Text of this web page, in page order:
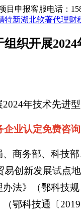
目申报客服电话：
特新湖北软著代理财
织开展
年技术先进
业认定免费咨
商务部、科技
易创新发展试
法》（鄂科技
鄂科技通〔